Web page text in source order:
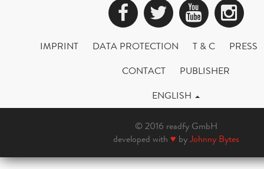
Facebook
Twitter
IMPRINT DATA PROTECTION T & C
PRESS
CONTACT
PUBLISHER
ENGLISH
© 2016 readfy GmbH
developed with ♥ byJohnny Bytes